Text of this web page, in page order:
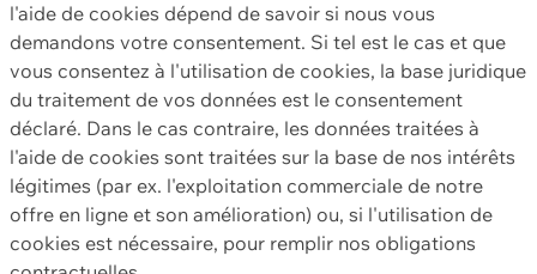
l'aide de cookies dépend de savoir si nous vous
demandons votre consentement. Si tel est le cas et que
vous consentez à l'utilisation de cookies, la base juridique
du traitement de vos données est le consentement
déclaré. Dans le cas contraire, les données traitées à
l'aide de cookies sont traitées sur la base de nos intérêts
légitimes (par ex. l'exploitation commerciale de notre
offre en ligne et son amélioration) ou, si l'utilisation de
cookies est nécessaire, pour remplir nos obligations